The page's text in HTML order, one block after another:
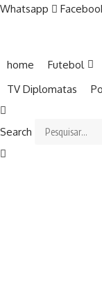
Whatsapp
home Futebol
TV Diplomatas
Search